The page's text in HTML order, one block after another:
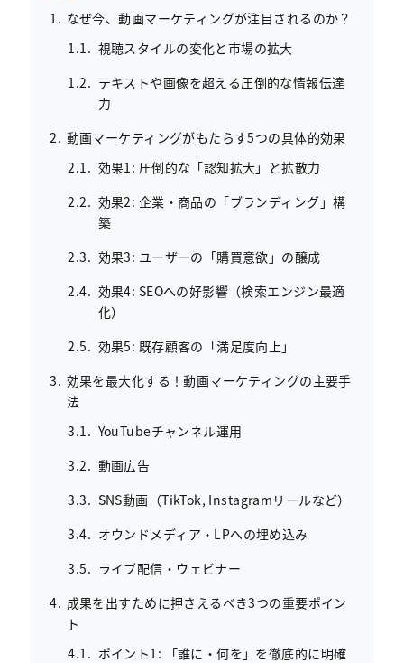
なぜ今、動画マーケティングが注目されるのか？
視聴スタイルの変化と市場の拡大
テキストや画像を超える圧倒的な情報伝達
力
動画マーケティングがもたらす5つの具体的効果
効果1: 圧倒的な「認知拡大」と拡散力
効果2: 企業・商品の「ブランディング」構
築
効果3: ユーザーの「購買意欲」の醸成
効果4: SEOへの好影響（検索エンジン最適
化）
効果5: 既存顧客の「満足度向上」
効果を最大化する！動画マーケティングの主要手
法
YouTubeチャンネル運用
動画広告
SNS動画（TikTok, Instagramリールなど）
オウンドメディア・LPへの埋め込み
ライブ配信・ウェビナー
成果を出すために押さえるべき3つの重要ポイン
ト
ポイント1: 「誰に・何を」を徹底的に明確